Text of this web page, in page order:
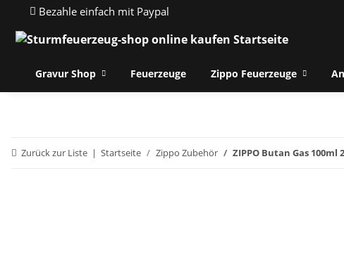
Bezahle einfach mit Paypal
Gravur Shop Feuerzeuge Zippo Feuerzeuge
Zurück zur Liste Startseite Zippo Zubehör ZIPPO Butan Gas 100ml